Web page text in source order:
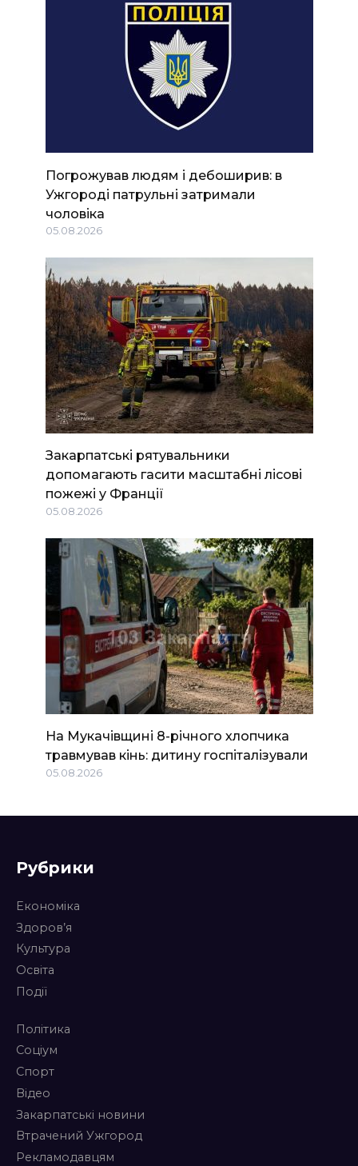
Погрожував людям і дебоширив: в
Ужгороді патрульні затримали
чоловіка
05.08.2026
Закарпатські рятувальники
допомагають гасити масштабні лісові
пожежі у Франції
05.08.2026
На Мукачівщині 8-річного хлопчика
травмував кінь: дитину госпіталізували
05.08.2026
Рубрики
Економіка
Здоров’я
Культура
Освіта
Події
Політика
Соціум
Спорт
Відео
Закарпатські новини
Втрачений Ужгород
Рекламодавцям